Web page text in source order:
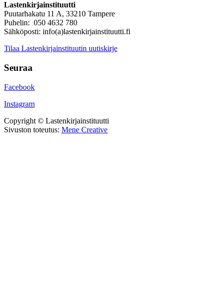
Lastenkirjainstituutti
Puutarhakatu 11 A, 33210 Tampere
Puhelin: 050 4632 780
Sähköposti: info(a)lastenkirjainstituutti.fi
Tilaa Lastenkirjainstituutin uutiskirje
Seuraa
Facebook
Instagram
Copyright © Lastenkirjainstituutti
Sivuston toteutus: Mene Creative